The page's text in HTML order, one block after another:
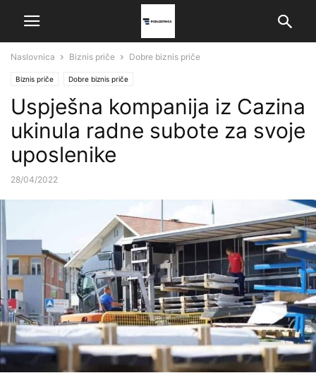
Naslovnica Biznis priče Dobre biznis priče
Biznis priče Dobre biznis priče
Uspješna kompanija iz Cazina
ukinula radne subote za svoje
uposlenike
28/04/2022